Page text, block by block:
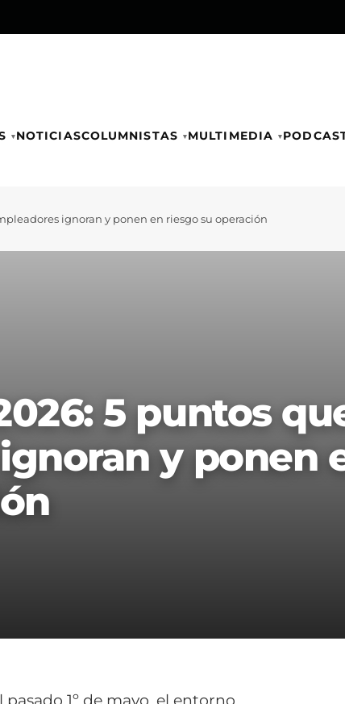
NOTICIASCOLUMNISTAS MULTIMEDIA
ignoran y ponen en riesgo su operación
5 puntos
y ponen